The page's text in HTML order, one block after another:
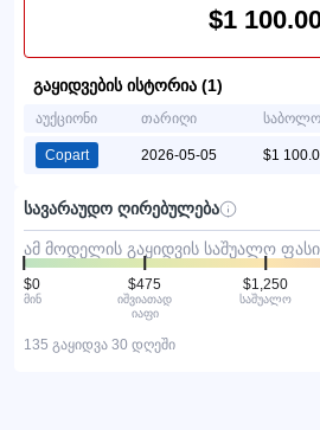
$1
გაყიდვების ისტორია (1)
აუქციონი თარიღი
Copart 2026-05-05 $1
სავარაუდო ღირებულება
ამ მოდელის გაყიდვის საშუალო ფასი
$0
მინ
$475
იშვიათად
იაფი
$1,250
საშუალო
135 გაყიდვა 30 დღეში